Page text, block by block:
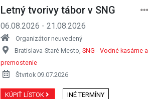
Letný tvorivy tábor v SNG
06.08.2026 - 21.08.2026
Organizátor neuvedený
Bratislava-Staré Mesto, SNG - Vodné kasárne a
premostenie
Štvrtok 09.07.2026
KÚPIŤ LÍSTOK INÉ TERMÍNY